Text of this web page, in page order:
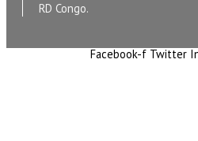
RD Congo.
Facebook-f Twitter